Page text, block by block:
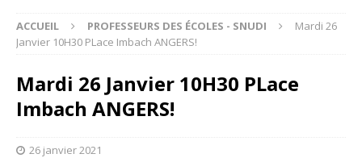
ACCUEIL PROFESSEURS DES ÉCOLES - SNUDI
Mardi 26
Janvier 10H30 PLace Imbach ANGERS!
Mardi 26 Janvier 10H30 PLace
Imbach ANGERS!
26 janvier 2021